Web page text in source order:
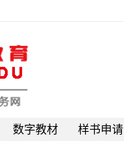
数字教材 样书申请